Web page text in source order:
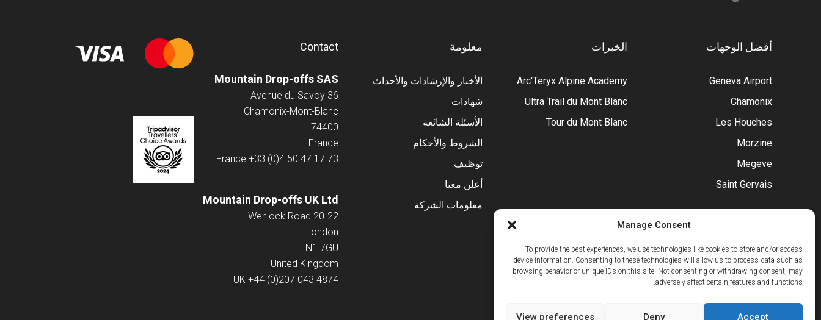
Manage Consent
To provide the best experiences, we use technologies like cookies to store and/or access
device information. Consenting to these technologies will allow us to process data such as
browsing behavior or unique IDs on this site. Not consenting or withdrawing consent, may
adversely affect certain features and functions.
Accept
Deny
View preferences
أفضل الوجهات
Geneva Airport
Chamonix
Les Houches
Morzine
Megeve
Saint Gervais
الخبرات
Arc'Teryx Alpine Academy
Ultra Trail du Mont Blanc
Tour du Mont Blanc
معلومة
الأخبار والإرشادات والأحداث
شهادات
الأسئلة الشائعة
الشروط والأحكام
توظيف
أعلن معنا
معلومات الشركة
Contact
Mountain Drop-offs SAS
36 Avenue du Savoy
Chamonix-Mont-Blanc
74400
France
France +33 (0)4 50 47 17 73
Mountain Drop-offs UK Ltd
20-22 Wenlock Road
London
N1 7GU
United Kingdom
UK +44 (0)207 043 4874